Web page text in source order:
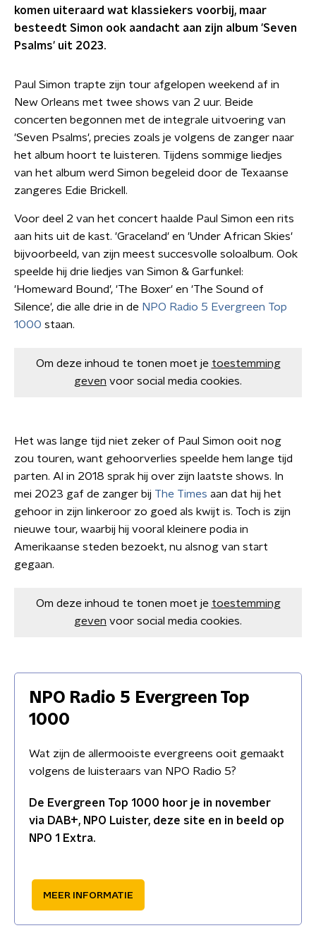
komen uiteraard wat klassiekers voorbij, maar
besteedt Simon ook aandacht aan zijn album 'Seven
Psalms' uit 2023.
Paul Simon trapte zijn tour afgelopen weekend af in
New Orleans met twee shows van 2 uur. Beide
concerten begonnen met de integrale uitvoering van
'Seven Psalms', precies zoals je volgens de zanger naar
het album hoort te luisteren. Tijdens sommige liedjes
van het album werd Simon begeleid door de Texaanse
zangeres Edie Brickell.
Voor deel 2 van het concert haalde Paul Simon een rits
aan hits uit de kast. 'Graceland' en 'Under African Skies'
bijvoorbeeld, van zijn meest succesvolle soloalbum. Ook
speelde hij drie liedjes van Simon & Garfunkel:
'Homeward Bound', 'The Boxer' en 'The Sound of
Silence', die alle drie in de NPO Radio 5 Evergreen Top
1000 staan.
Om deze inhoud te tonen moet je toestemming
geven voor social media cookies.
Het was lange tijd niet zeker of Paul Simon ooit nog
zou touren, want gehoorverlies speelde hem lange tijd
parten. Al in 2018 sprak hij over zijn laatste shows. In
mei 2023 gaf de zanger bij The Times aan dat hij het
gehoor in zijn linkeroor zo goed als kwijt is. Toch is zijn
nieuwe tour, waarbij hij vooral kleinere podia in
Amerikaanse steden bezoekt, nu alsnog van start
gegaan.
Om deze inhoud te tonen moet je toestemming
geven voor social media cookies.
NPO Radio 5 Evergreen Top
1000
Wat zijn de allermooiste evergreens ooit gemaakt
volgens de luisteraars van NPO Radio 5?
De Evergreen Top 1000 hoor je in november
via DAB+, NPO Luister, deze site en in beeld op
NPO 1 Extra.
MEER INFORMATIE